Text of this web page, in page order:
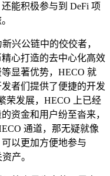
能积极参与到 DeFi 项
兴公链中的佼佼者，
心打造的去中心化高效
显著优势，HECO 就
者们提供了便捷的开发
荣发展，HECO 上已经
资金和用户纷至沓来，
通道，那无疑就像
以更加方便地参与
产。